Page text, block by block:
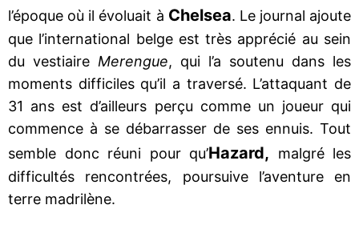
l’époque où il évoluait à Chelsea. Le journal ajoute
que l’international belge est très apprécié au sein
du vestiaire Merengue, qui l’a soutenu dans les
moments difficiles qu’il a traversé. L’attaquant de
31 ans est d’ailleurs perçu comme un joueur qui
commence à se débarrasser de ses ennuis. Tout
semble donc réuni pour qu’Hazard,
malgré les
difficultés rencontrées, poursuive l’aventure en
terre madrilène.